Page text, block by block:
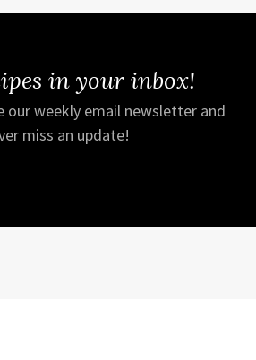
in your inbox!
our weekly email newsletter and
miss an update!